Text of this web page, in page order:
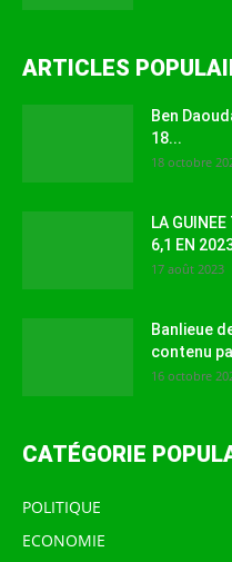
ARTICLES
Ben
18...
18 octobre
LA
6,1 EN
17 août 2023
Banlieue
contenu
16 octobre
CATÉGORIE
POLITIQUE
ECONOMIE